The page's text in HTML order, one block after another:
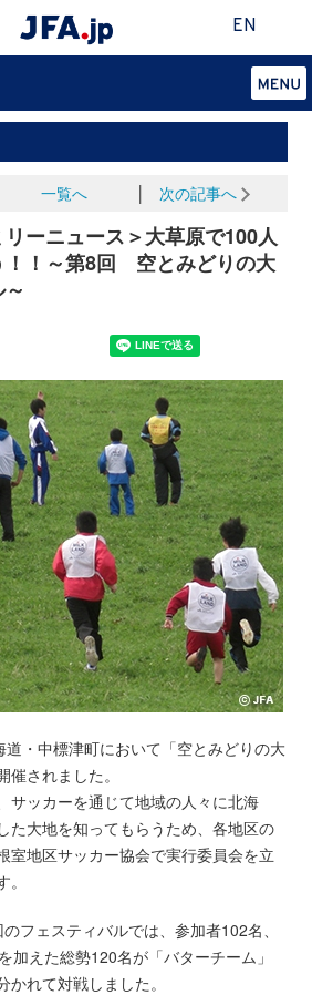
EN
一覧へ 次の記事へ
ーニュース＞大草原で100人
！！～第8回 空とみどりの大
・中標津町において「空とみどりの大
されました。
サッカーを通じて地域の人々に北海
た大地を知ってもらうため、各地区の
室地区サッカー協会で実行委員会を立
フェスティバルでは、参加者102名、
加えた総勢120名が「バターチーム」
れて対戦しました。